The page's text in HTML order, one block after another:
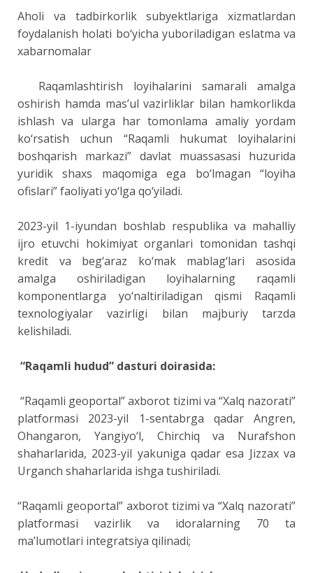
Aholi va tadbirkorlik subyektlariga xizmatlardan
foydalanish holati bo‘yicha yuboriladigan eslatma va
xabarnomalar
Raqamlashtirish loyihalarini samarali amalga
oshirish hamda mas’ul vazirliklar bilan hamkorlikda
ishlash va ularga har tomonlama amaliy yordam
ko‘rsatish uchun “Raqamli hukumat loyihalarini
boshqarish markazi” davlat muassasasi huzurida
yuridik shaxs maqomiga ega bo‘lmagan “loyiha
ofislari” faoliyati yo‘lga qo‘yiladi.
2023-yil 1-iyundan boshlab respublika va mahalliy
ijro etuvchi hokimiyat organlari tomonidan tashqi
kredit va beg‘araz ko‘mak mablag‘lari asosida
amalga oshiriladigan loyihalarning raqamli
komponentlarga yo‘naltiriladigan qismi Raqamli
texnologiyalar vazirligi bilan majburiy tarzda
kelishiladi.
“Raqamli hudud” dasturi doirasida:
“Raqamli geoportal” axborot tizimi va “Xalq nazorati”
platformasi 2023-yil 1-sentabrga qadar Angren,
Ohangaron, Yangiyo‘l, Chirchiq va Nurafshon
shaharlarida, 2023-yil yakuniga qadar esa Jizzax va
Urganch shaharlarida ishga tushiriladi.
“Raqamli geoportal” axborot tizimi va “Xalq nazorati”
platformasi vazirlik va idoralarning 70 ta
ma’lumotlari integratsiya qilinadi;